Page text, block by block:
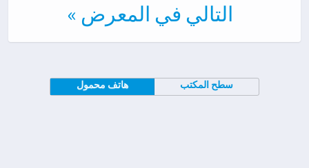
التالي في المعرض »
هاتف محمول سطح المكتب